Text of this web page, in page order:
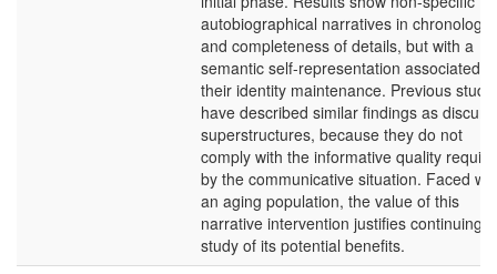
autobiographical narratives in chronology
and completeness of details, but with a
semantic self-representation associated
their identity maintenance. Previous
have described similar findings as
superstructures, because they do not
comply with the informative quality
by the communicative situation. Faced
an aging population, the value of this
narrative intervention justifies continuing
study of its potential benefits.